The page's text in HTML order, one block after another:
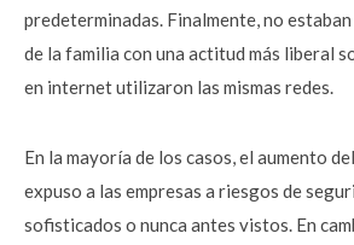
predeterminadas. Finalmente, no
de la familia con una actitud más liberal
en internet utilizaron las mismas redes.
En la mayoría de los casos, el aumento
expuso a las empresas a riesgos de
sofisticados o nunca antes vistos. En